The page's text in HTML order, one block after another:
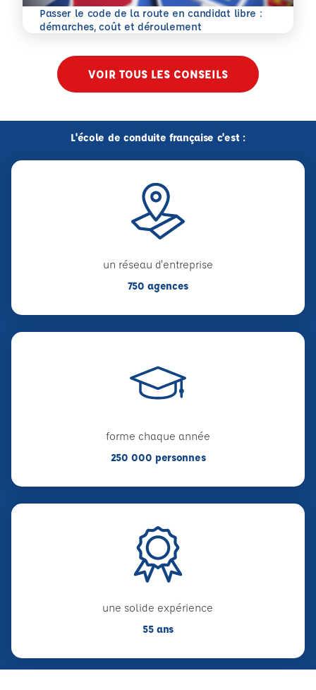
Passer le code de la route en candidat libre :
démarches, coût et déroulement
En savoir plus
VOIR TOUS LES CONSEILS
L'école de conduite française c'est :
un réseau d'entreprise
750 agences
forme chaque année
250 000 personnes
une solide expérience
55 ans